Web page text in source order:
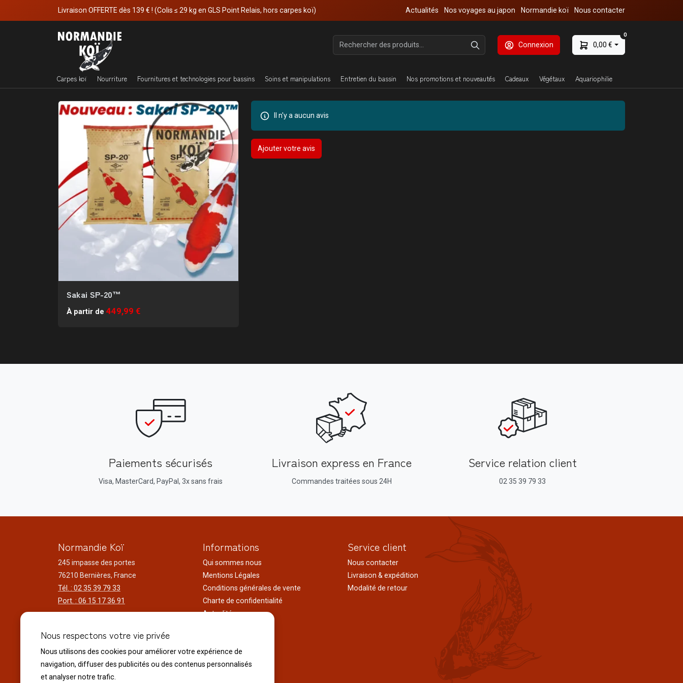
Livraison OFFERTE dès 139 € ! (Colis ≤ 29 kg en GLS Point Relais, hors carpes koï) Actualités Nos voyages au japon Normandie koï Nous contacter
Connexion 0,00 €
0
Carpes koï Nourriture Fournitures et technologies pour bassins Soins et manipulations Entretien du bassin Nos promotions et nouveautés Cadeaux Végétaux Aquariophilie
Sakai SP-20™
À partir de 449,99 €
Il n'y a aucun avis
Ajouter votre avis
Paiements sécurisés
Visa, MasterCard, PayPal, 3x sans frais
Livraison express en France
Commandes traitées sous 24H
Service relation client
02 35 39 79 33
Normandie Koï
245 impasse des portes
76210 Bernières, France
Tél. : 02 35 39 79 33
Port. : 06 15 17 36 91
Du lundi au samedi
9h00 à 12h00 - 14h00 à 18h30
Le dimanche
10h00 à 12h00 - 14h30 à 18h30
Informations
Qui sommes nous
Mentions Légales
Conditions générales de vente
Charte de confidentialité
Actualités
Liens utiles
Service client
Nous contacter
Livraison & expédition
Modalité de retour
Nous respectons votre vie privée
Nous utilisons des cookies pour améliorer votre expérience de
navigation, diffuser des publicités ou des contenus personnalisés
et analyser notre trafic.